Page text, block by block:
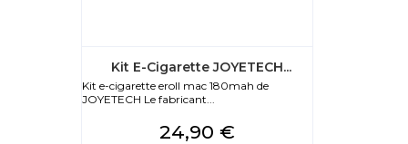
Kit E-Cigarette JOYETECH...
Kit e-cigarette eroll mac 180mah de
JOYETECH Le fabricant...
Prix
24,90 €